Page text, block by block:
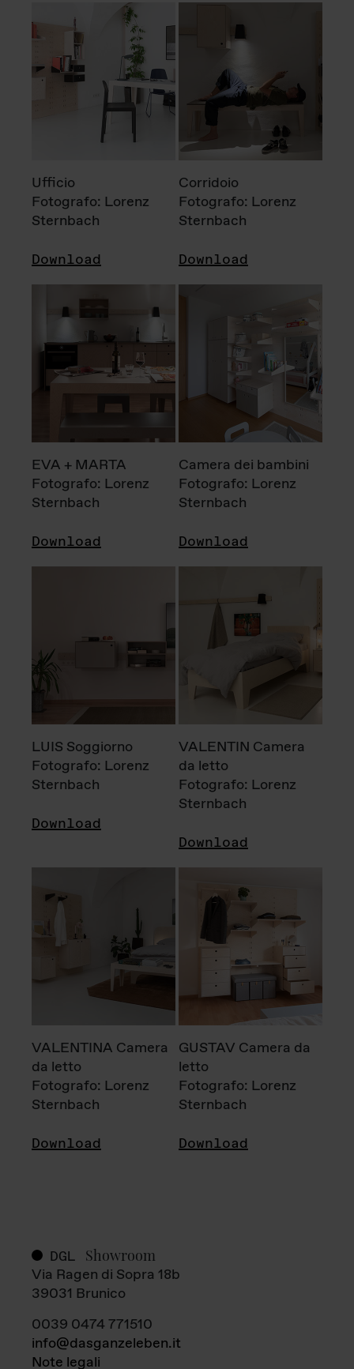
Ufficio
Fotografo: Lorenz
Sternbach
Download
Corridoio
Fotografo: Lorenz
Sternbach
Download
EVA + MARTA
Fotografo: Lorenz
Sternbach
Download
Camera dei bambini
Fotografo: Lorenz
Sternbach
Download
LUIS Soggiorno
Fotografo: Lorenz
Sternbach
Download
VALENTIN Camera
da letto
Fotografo: Lorenz
Sternbach
Download
VALENTINA Camera
da letto
Fotografo: Lorenz
Sternbach
Download
GUSTAV Camera da
letto
Fotografo: Lorenz
Sternbach
Download
DGL Showroom
Via Ragen di Sopra 18b
39031 Brunico
0039 0474 771510
info@dasganzeleben.it
Note legali